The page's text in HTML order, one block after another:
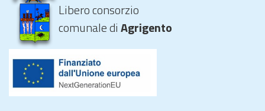
Libero consorzio
comunale diAgrigento